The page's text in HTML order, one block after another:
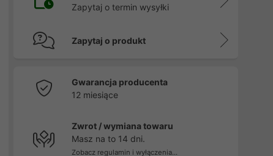
Zapytaj o termin wysyłki
Zapytaj o produkt
Gwarancja producenta
12 miesiące
Zwrot / wymiana towaru
Masz na to 14 dni.
Zobacz regulamin i wyłączenia...